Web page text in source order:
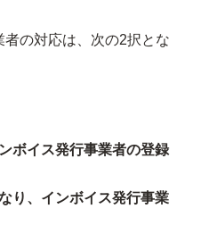
の対応は、次の2択とな
ボイス発行事業者の登録
り、インボイス発行事業